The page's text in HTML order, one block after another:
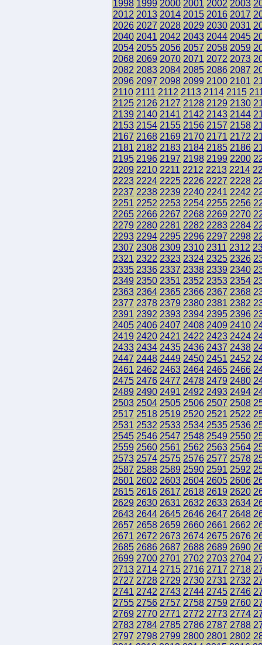
1998 1999 2000 2001 2002 2003
2012 2013 2014 2015 2016 2017
2026 2027 2028 2029 2030 2031
2040 2041 2042 2043 2044 2045
2054 2055 2056 2057 2058 2059
2068 2069 2070 2071 2072 2073
2082 2083 2084 2085 2086 2087
2096 2097 2098 2099 2100 2101
2110 2111 2112 2113 2114 2115
2125 2126 2127 2128 2129 2130
2139 2140 2141 2142 2143 2144
2153 2154 2155 2156 2157 2158
2167 2168 2169 2170 2171 2172
2181 2182 2183 2184 2185 2186
2195 2196 2197 2198 2199 2200
2209 2210 2211 2212 2213 2214
2223 2224 2225 2226 2227 2228
2237 2238 2239 2240 2241 2242
2251 2252 2253 2254 2255 2256
2265 2266 2267 2268 2269 2270
2279 2280 2281 2282 2283 2284
2293 2294 2295 2296 2297 2298
2307 2308 2309 2310 2311 2312
2321 2322 2323 2324 2325 2326
2335 2336 2337 2338 2339 2340
2349 2350 2351 2352 2353 2354
2363 2364 2365 2366 2367 2368
2377 2378 2379 2380 2381 2382
2391 2392 2393 2394 2395 2396
2405 2406 2407 2408 2409 2410
2419 2420 2421 2422 2423 2424
2433 2434 2435 2436 2437 2438
2447 2448 2449 2450 2451 2452
2461 2462 2463 2464 2465 2466
2475 2476 2477 2478 2479 2480
2489 2490 2491 2492 2493 2494
2503 2504 2505 2506 2507 2508
2517 2518 2519 2520 2521 2522
2531 2532 2533 2534 2535 2536
2545 2546 2547 2548 2549 2550
2559 2560 2561 2562 2563 2564
2573 2574 2575 2576 2577 2578
2587 2588 2589 2590 2591 2592
2601 2602 2603 2604 2605 2606
2615 2616 2617 2618 2619 2620
2629 2630 2631 2632 2633 2634
2643 2644 2645 2646 2647 2648
2657 2658 2659 2660 2661 2662
2671 2672 2673 2674 2675 2676
2685 2686 2687 2688 2689 2690
2699 2700 2701 2702 2703 2704
2713 2714 2715 2716 2717 2718
2727 2728 2729 2730 2731 2732
2741 2742 2743 2744 2745 2746
2755 2756 2757 2758 2759 2760
2769 2770 2771 2772 2773 2774
2783 2784 2785 2786 2787 2788
2797 2798 2799 2800 2801 2802